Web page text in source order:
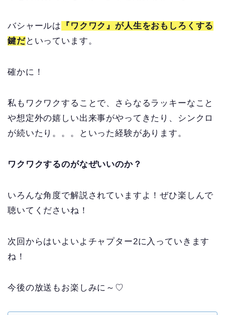
バシャールは
『ワクワク』が人生をおもしろくする
鍵だといっています。
確かに！
私もワクワクすることで、さらなるラッキーなこと
や想定外の嬉しい出来事がやってきたり、シンクロ
が続いたり。。。といった経験があります。
ワクワクするのがなぜいいのか？
いろんな角度で解説されていますよ！ぜひ楽しんで
聴いてくださいね！
次回からはいよいよチャプター2に入っていきます
ね！
今後の放送もお楽しみに～♡